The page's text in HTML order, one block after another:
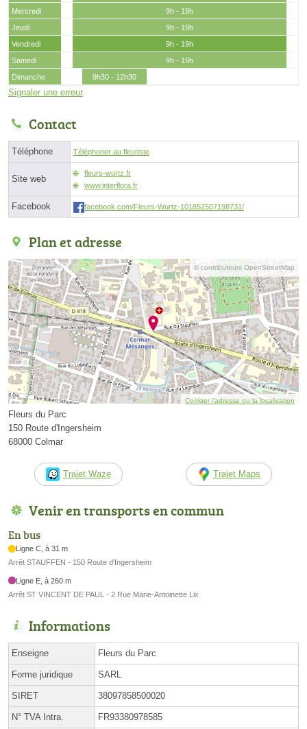
Mercredi
9h - 19h
Jeudi
9h - 19h
Vendredi
9h - 19h
Samedi
9h - 19h
Dimanche
9h30 - 12h30
Signaler une erreur
Contact
Téléphone Téléphoner au fleuriste
Site web
fleurs-wurtz.fr
www.interflora.fr
Facebook facebook.com/Fleurs-Wurtz-101852507198731/
Plan et adresse
© contributeurs OpenStreetMap
Corriger l’adresse ou la localisation
Fleurs du Parc
150 Route d'Ingersheim
68000 Colmar
Trajet Waze Trajet Maps
Venir en transports en commun
En bus
Ligne C, à 31 m
Arrêt STAUFFEN - 150 Route d'Ingersheim
Ligne E, à 260 m
Arrêt ST VINCENT DE PAUL - 2 Rue Marie-Antoinette Lix
Informations
Enseigne Fleurs du Parc
Forme juridique SARL
SIRET 38097858500020
N° TVA Intra. FR93380978585